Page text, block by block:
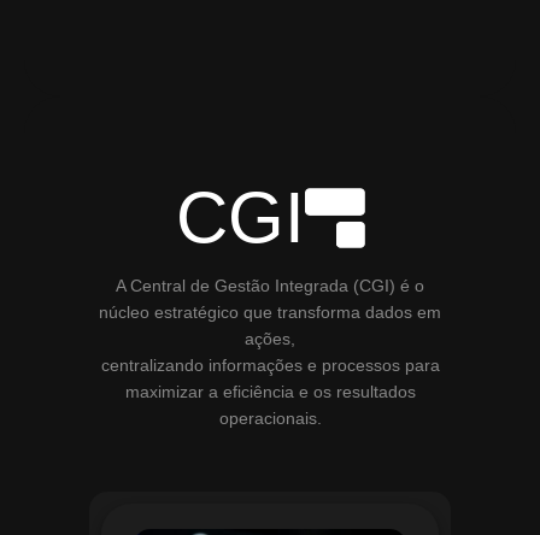
CGI
A Central de Gestão Integrada (CGI) é o
núcleo estratégico que transforma dados em
ações,
centralizando informações e processos para
maximizar a eficiência e os resultados
operacionais.